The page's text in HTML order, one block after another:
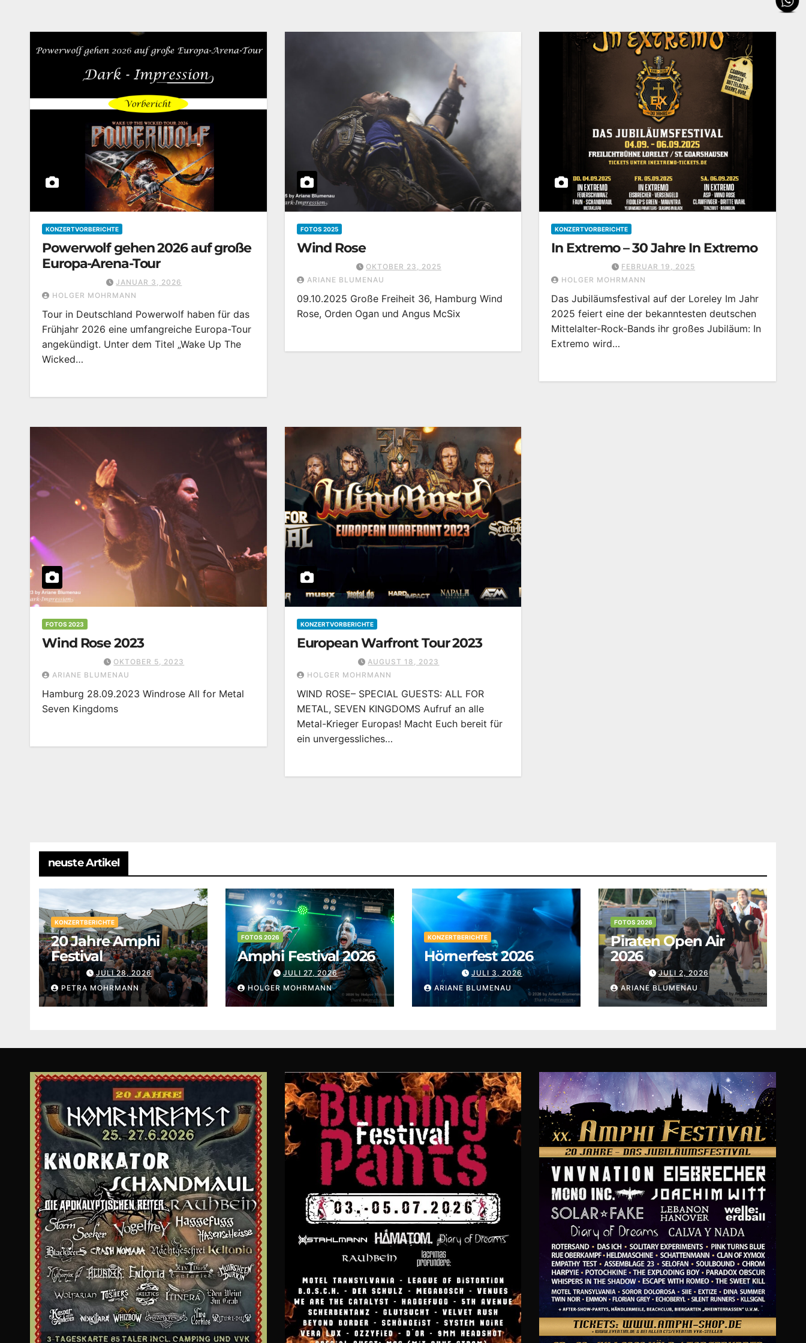
KONZERTVORBERICHTE
Powerwolf gehen 2026 auf große
Europa-Arena-Tour
JANUAR 3, 2026
HOLGER MOHRMANN
Tour in Deutschland Powerwolf haben für das
Frühjahr 2026 eine umfangreiche Europa-Tour
angekündigt. Unter dem Titel „Wake Up The
Wicked…
FOTOS 2025
Wind Rose
OKTOBER 23, 2025
ARIANE BLUMENAU
09.10.2025 Große Freiheit 36, Hamburg Wind
Rose, Orden Ogan und Angus McSix
KONZERTVORBERICHTE
In Extremo – 30 Jahre In Extremo
FEBRUAR 19, 2025
HOLGER MOHRMANN
Das Jubiläumsfestival auf der Loreley Im Jahr
2025 feiert eine der bekanntesten deutschen
Mittelalter-Rock-Bands ihr großes Jubiläum: In
Extremo wird…
FOTOS 2023
Wind Rose 2023
OKTOBER 5, 2023
ARIANE BLUMENAU
Hamburg 28.09.2023 Windrose All for Metal
Seven Kingdoms
KONZERTVORBERICHTE
European Warfront Tour 2023
AUGUST 18, 2023
HOLGER MOHRMANN
WIND ROSE– SPECIAL GUESTS: ALL FOR
METAL, SEVEN KINGDOMS Aufruf an alle
Metal-Krieger Europas! Macht Euch bereit für
ein unvergessliches…
neuste Artikel
KONZERTBERICHTE
20 Jahre Amphi
Festival
JULI 28, 2026
PETRA MOHRMANN
FOTOS 2026
Amphi Festival 2026
JULI 27, 2026
HOLGER MOHRMANN
KONZERTBERICHTE
Hörnerfest 2026
JULI 3, 2026
ARIANE BLUMENAU
FOTOS 2026
Piraten Open Air
2026
JULI 2, 2026
ARIANE BLUMENAU